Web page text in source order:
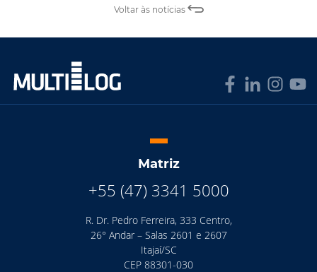
Voltar às notícias
Matriz
+55 (47) 3341 5000
R. Dr. Pedro Ferreira, 333 Centro,
26° Andar – Salas 2601 e 2607
Itajaí/SC
CEP 88301-030